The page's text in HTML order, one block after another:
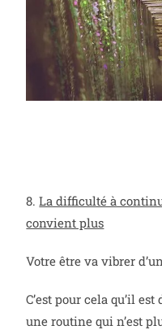
8.La difficulté à
convient plus
Votre être va vibrer
C’est pour cela qu’il
une routine qui n’est